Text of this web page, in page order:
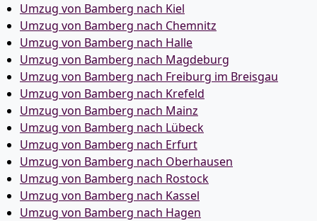
Umzug von Bamberg nach Kiel
Umzug von Bamberg nach Chemnitz
Umzug von Bamberg nach Halle
Umzug von Bamberg nach Magdeburg
Umzug von Bamberg nach Freiburg im Breisgau
Umzug von Bamberg nach Krefeld
Umzug von Bamberg nach Mainz
Umzug von Bamberg nach Lübeck
Umzug von Bamberg nach Erfurt
Umzug von Bamberg nach Oberhausen
Umzug von Bamberg nach Rostock
Umzug von Bamberg nach Kassel
Umzug von Bamberg nach Hagen